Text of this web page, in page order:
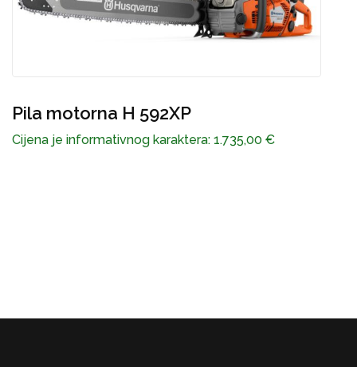
Pila motorna H 592XP
Cijena je informativnog karaktera: 1.735,00 €